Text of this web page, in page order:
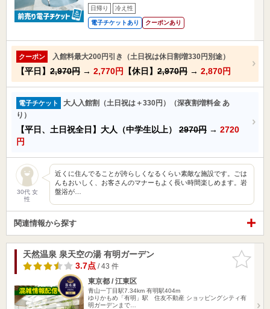
日帰り 冷え性
電子チケットあり クーポンあり
クーポン 入館料最大200円引き（土日祝は休日割増330円別途）
【平日】 2,970円 → 2,770円 【休日】 2,970円 → 2,870円
電子チケット
大人入館割（土日祝は＋330円）（深夜割増料金 あ
り）
【平日、土日祝全日】大人（中学生以上） 2970円 → 2720
円
30代 女
性
近くに住んでることが誇らしくなるくらい素敵な施設です。ごは
んもおいしく、お客さんのマナーもよく長い時間楽しめます。岩
盤浴が…
関連情報から探す
お気に入
りに追加
天然温泉 泉天空の湯 有明ガーデン
3.7点/ 43 件
東京都 / 江東区
青山一丁目駅7.34km 有明駅404m
ゆりかもめ「有明」駅 住友不動産 ショッピングシティ有
明ガーデンまで…